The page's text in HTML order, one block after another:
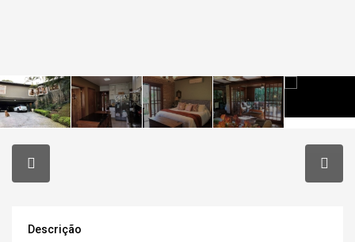
Descrição